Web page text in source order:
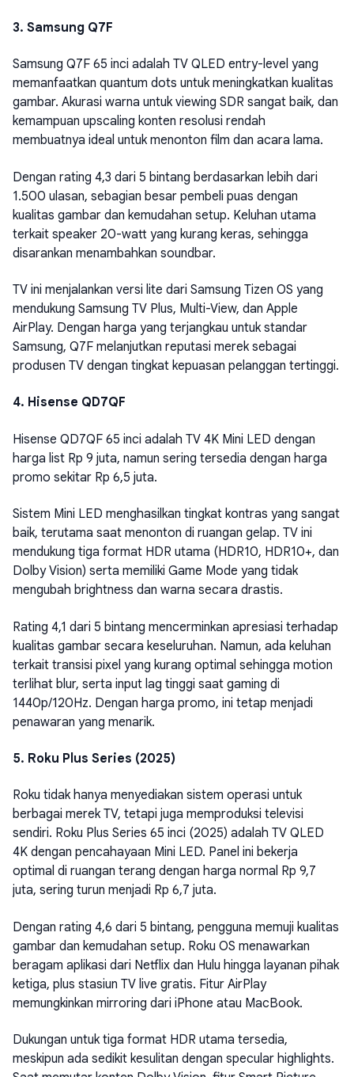
3. Samsung Q7F
Samsung Q7F 65 inci adalah TV QLED entry-level yang
memanfaatkan quantum dots untuk meningkatkan kualitas
gambar. Akurasi warna untuk viewing SDR sangat baik, dan
kemampuan upscaling konten resolusi rendah
membuatnya ideal untuk menonton film dan acara lama.
Dengan rating 4,3 dari 5 bintang berdasarkan lebih dari
1.500 ulasan, sebagian besar pembeli puas dengan
kualitas gambar dan kemudahan setup. Keluhan utama
terkait speaker 20-watt yang kurang keras, sehingga
disarankan menambahkan soundbar.
TV ini menjalankan versi lite dari Samsung Tizen OS yang
mendukung Samsung TV Plus, Multi-View, dan Apple
AirPlay. Dengan harga yang terjangkau untuk standar
Samsung, Q7F melanjutkan reputasi merek sebagai
produsen TV dengan tingkat kepuasan pelanggan tertinggi.
4. Hisense QD7QF
Hisense QD7QF 65 inci adalah TV 4K Mini LED dengan
harga list Rp 9 juta, namun sering tersedia dengan harga
promo sekitar Rp 6,5 juta.
Sistem Mini LED menghasilkan tingkat kontras yang sangat
baik, terutama saat menonton di ruangan gelap. TV ini
mendukung tiga format HDR utama (HDR10, HDR10+, dan
Dolby Vision) serta memiliki Game Mode yang tidak
mengubah brightness dan warna secara drastis.
Rating 4,1 dari 5 bintang mencerminkan apresiasi terhadap
kualitas gambar secara keseluruhan. Namun, ada keluhan
terkait transisi pixel yang kurang optimal sehingga motion
terlihat blur, serta input lag tinggi saat gaming di
1440p/120Hz. Dengan harga promo, ini tetap menjadi
penawaran yang menarik.
5. Roku Plus Series (2025)
Roku tidak hanya menyediakan sistem operasi untuk
berbagai merek TV, tetapi juga memproduksi televisi
sendiri. Roku Plus Series 65 inci (2025) adalah TV QLED
4K dengan pencahayaan Mini LED. Panel ini bekerja
optimal di ruangan terang dengan harga normal Rp 9,7
juta, sering turun menjadi Rp 6,7 juta.
Dengan rating 4,6 dari 5 bintang, pengguna memuji kualitas
gambar dan kemudahan setup. Roku OS menawarkan
beragam aplikasi dari Netflix dan Hulu hingga layanan pihak
ketiga, plus stasiun TV live gratis. Fitur AirPlay
memungkinkan mirroring dari iPhone atau MacBook.
Dukungan untuk tiga format HDR utama tersedia,
meskipun ada sedikit kesulitan dengan specular highlights.